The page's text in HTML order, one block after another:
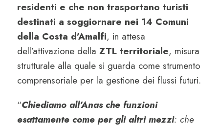
residenti e che non trasportano turisti
destinati a soggiornare nei 14 Comuni
della Costa d’Amalfi, in attesa
dell’attivazione della ZTL territoriale, misura
strutturale alla quale si guarda come strumento
comprensoriale per la gestione dei flussi futuri.
“Chiediamo all’Anas che funzioni
esattamente come per gli altri mezzi: che